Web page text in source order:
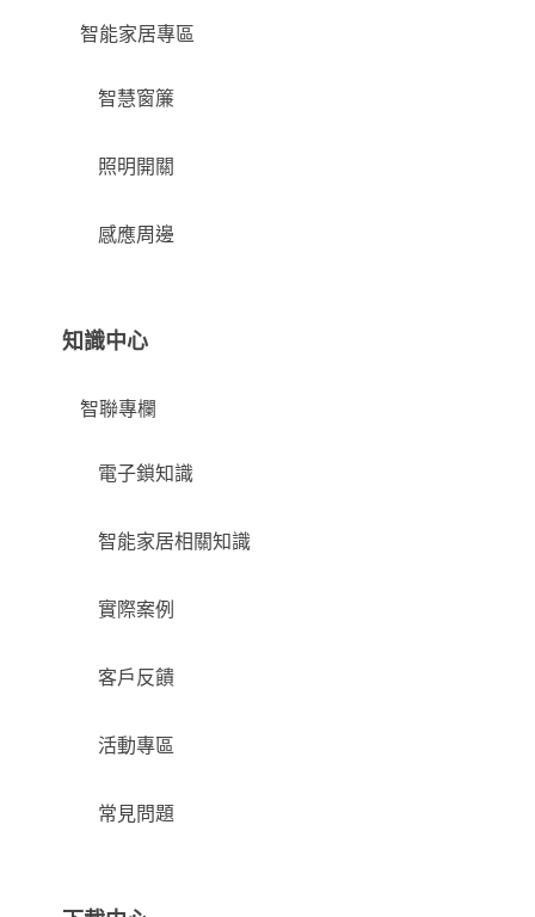
智能家居專區
智慧窗簾
照明開關
感應周邊
知識中心
智聯專欄
電子鎖知識
智能家居相關知識
實際案例
客戶反饋
活動專區
常見問題